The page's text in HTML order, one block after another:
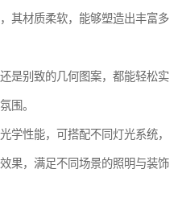
其材质柔软，能够塑造出丰富多
是别致的几何图案，都能轻松实
围。
学性能，可搭配不同灯光系统，
果，满足不同场景的照明与装饰